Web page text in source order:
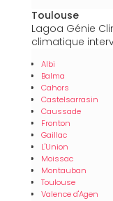
Toulouse
Lagoa Génie
climatique
Albi
Balma
Cahors
Castelsarrasin
Caussade
Fronton
Gaillac
L'Union
Moissac
Montauban
Toulouse
Valence d'Agen